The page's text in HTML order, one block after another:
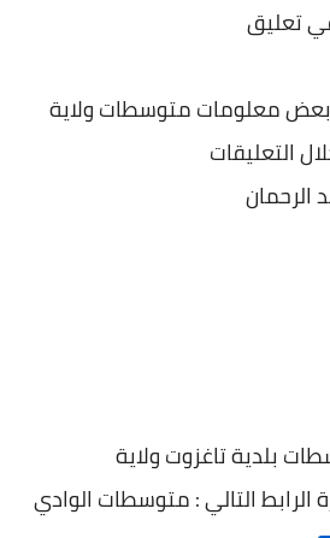
بعض معلومات متوسطات ولاية
التعليقات
بلدية تاغزوت ولاية
الرابط التالي : متوسطات الوادي